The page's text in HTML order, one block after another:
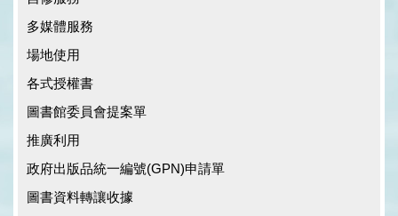
多媒體服務
場地使用
各式授權書
圖書館委員會提案單
推廣利用
政府出版品統一編號(GPN)申請單
圖書資料轉讓收據